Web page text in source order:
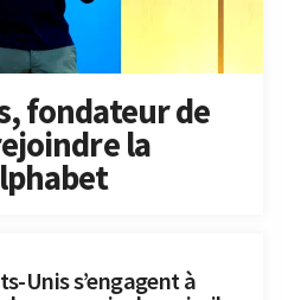
fondateur de
la
Unis s’engagent à